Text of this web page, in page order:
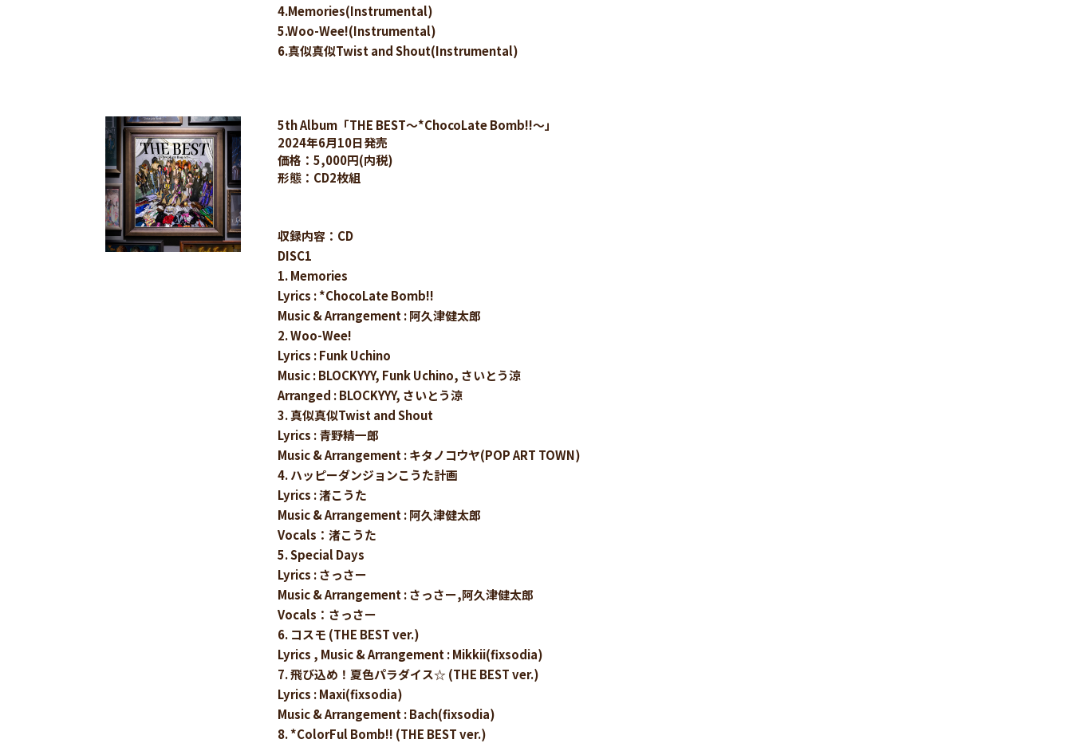
4.Memories(Instrumental)
5.Woo-Wee!(Instrumental)
6.真似真似Twist and Shout(Instrumental)
5th Album「THE BEST〜*ChocoLate Bomb!!〜」
2024年6月10日発売
価格：5,000円(内税)
形態：CD2枚組
収録内容：CD
DISC1
1. Memories
Lyrics : *ChocoLate Bomb!!
Music & Arrangement : 阿久津健太郎
2. Woo-Wee!
Lyrics : Funk Uchino
Music : BLOCKYYY, Funk Uchino, さいとう涼
Arranged : BLOCKYYY, さいとう涼
3. 真似真似Twist and Shout
Lyrics : 青野精一郎
Music & Arrangement : キタノコウヤ(POP ART TOWN)
4. ハッピーダンジョンこうた計画
Lyrics : 渚こうた
Music & Arrangement : 阿久津健太郎
Vocals：渚こうた
5. Special Days
Lyrics : さっさー
Music & Arrangement : さっさー,阿久津健太郎
Vocals：さっさー
6. コスモ (THE BEST ver.)
Lyrics , Music & Arrangement : Mikkii(fixsodia)
7. 飛び込め！夏色パラダイス☆ (THE BEST ver.)
Lyrics : Maxi(fixsodia)
Music & Arrangement : Bach(fixsodia)
8. *ColorFul Bomb!! (THE BEST ver.)